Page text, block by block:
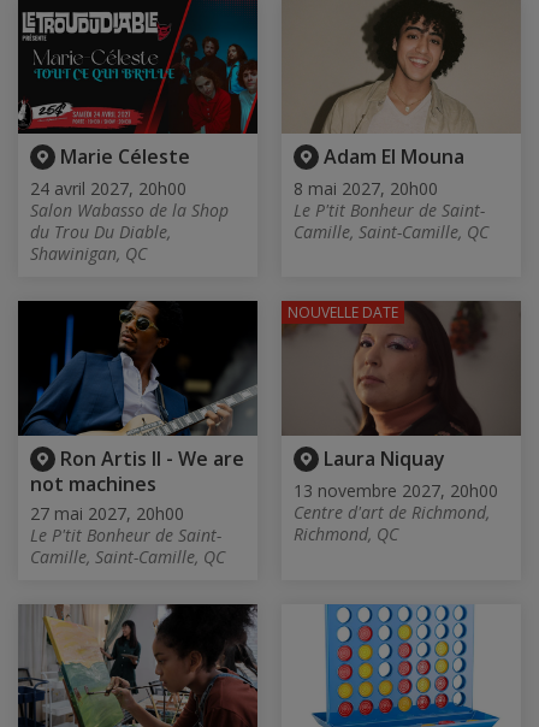
Marie Céleste
24 avril 2027, 20h00
Salon Wabasso de la Shop
du Trou Du Diable,
Shawinigan, QC
Adam El Mouna
8 mai 2027, 20h00
Le P'tit Bonheur de Saint-
Camille, Saint-Camille, QC
Ron Artis II - We are
not machines
27 mai 2027, 20h00
Le P'tit Bonheur de Saint-
Camille, Saint-Camille, QC
Laura Niquay
13 novembre 2027, 20h00
Centre d'art de Richmond,
Richmond, QC
NOUVELLE DATE